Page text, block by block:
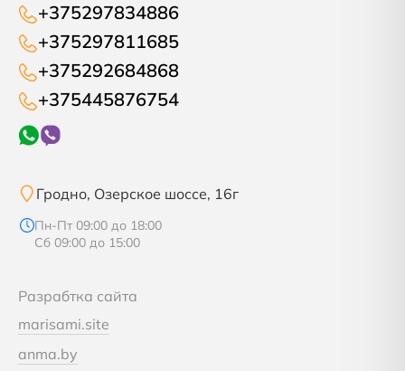
+375297834886
+375297811685
+375292684868
+375445876754
Гродно, Озерское шоссе, 16г
Пн-Пт 09:00 до 18:00
Сб 09:00 до 15:00
Разрабтка сайта
marisami.site
anma.by